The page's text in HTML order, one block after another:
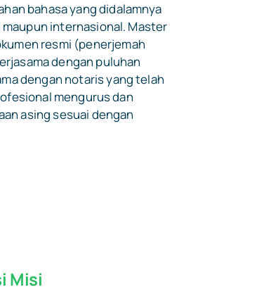
bahasa yang didalamnya
internasional. Master
resmi (penerjemah
dengan puluhan
dengan notaris yang telah
mengurus dan
asing sesuai dengan
Misi